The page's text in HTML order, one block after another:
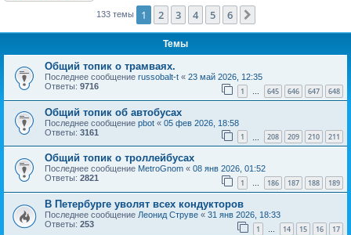
133 темы 1 2 3 4 5 6
Темы
Общий топик о трамваях.
Последнее сообщение russobalt-t « 23 май 2026, 12:35
Ответы: 9716 1 … 645 646 647 648
Общий топик об автобусах
Последнее сообщение pbot « 05 фев 2026, 18:58
Ответы: 3161 1 208 209 210 211
Общий топик о троллейбусах
Последнее сообщение MetroGnom « 08 янв 2026, 01:52
Ответы: 2821 1 … 186 187 188 189
В Петербурге уволят всех кондукторов
Последнее сообщение Леонид Струве « 31 янв 2026, 18:33
Ответы: 253 1 … 14 15 16 17